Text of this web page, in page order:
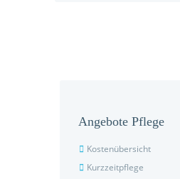
Angebote Pflege
Kostenübersicht
Kurzzeitpflege